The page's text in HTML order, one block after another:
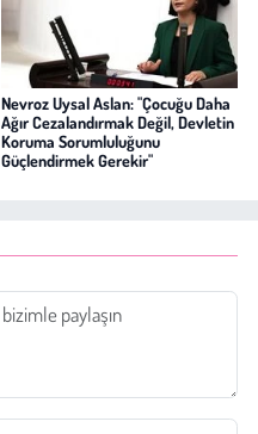
Nevroz Uysal Aslan: "Çocuğu Daha
Ağır Cezalandırmak Değil, Devletin
Koruma Sorumluluğunu
Güçlendirmek Gerekir"